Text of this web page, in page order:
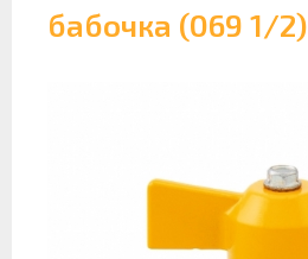
бабочка (069 1/2)